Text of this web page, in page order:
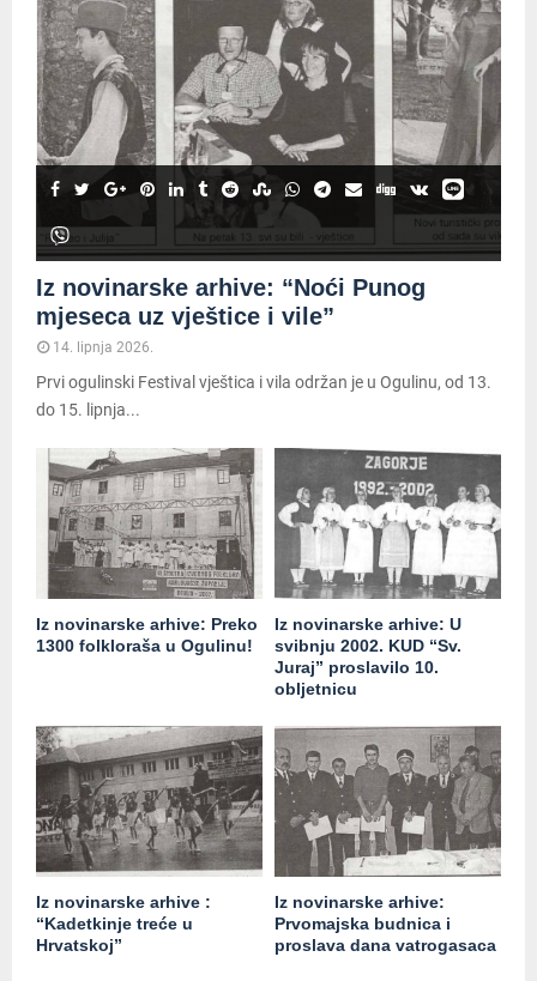
Iz novinarske arhive: “Noći Punog
mjeseca uz vještice i vile”
14. lipnja 2026.
Prvi ogulinski Festival vještica i vila održan je u Ogulinu, od 13.
do 15. lipnja...
Iz novinarske arhive: Preko
1300 folkloraša u Ogulinu!
Iz novinarske arhive: U
svibnju 2002. KUD “Sv.
Juraj” proslavilo 10.
obljetnicu
Iz novinarske arhive :
“Kadetkinje treće u
Hrvatskoj”
Iz novinarske arhive:
Prvomajska budnica i
proslava dana vatrogasaca